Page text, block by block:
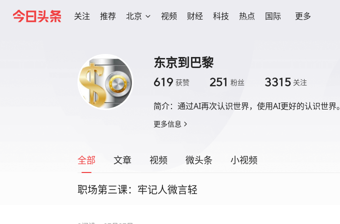
关注 推荐 北京 视频 财经 科技 热点 国际 更多
东京到巴黎
619 获赞 251 粉丝 3315 关注
简介： 通过AI再次认识世界，使用AI更好的认识世界。
更多信息
全部 文章 视频 微头条 小视频
职场第三课：牢记人微言轻